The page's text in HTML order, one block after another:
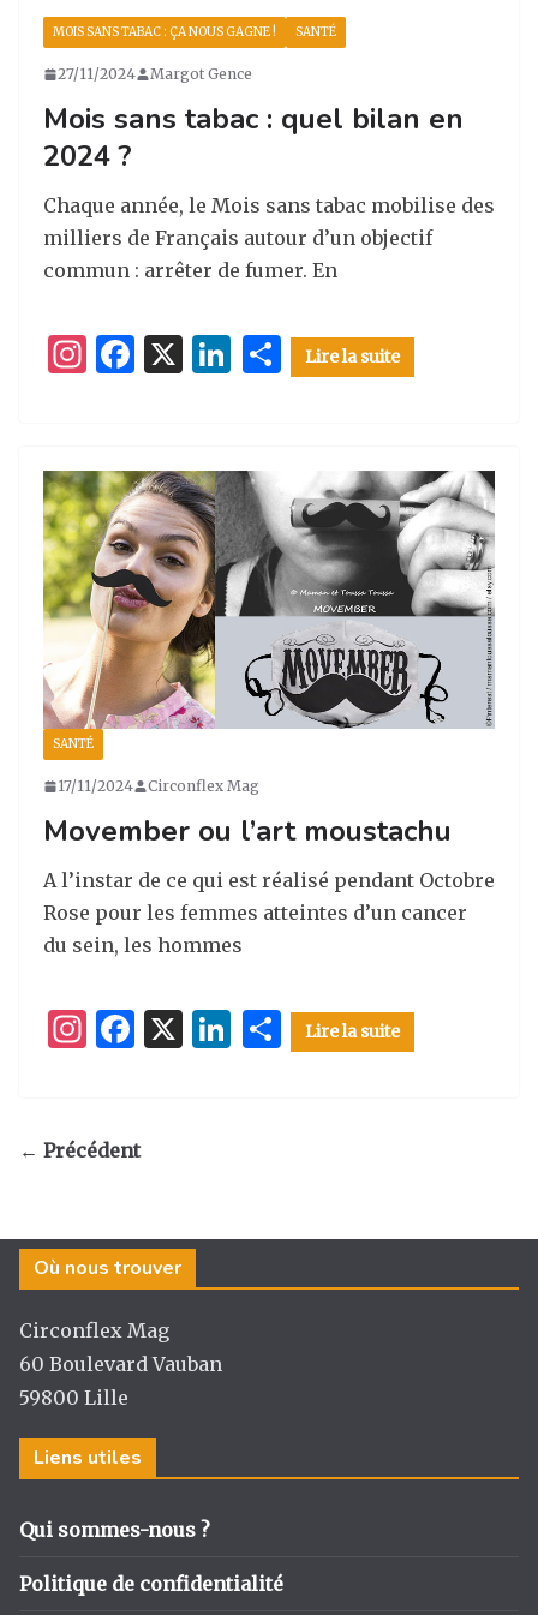
a
g
ra
m
e
b
o
o
e
dI
n
g
er
MOIS SANS TABAC : ÇA NOUS GAGNE ! SANTÉ
27/11/2024 Margot Gence
Mois sans tabac : quel bilan en
2024 ?
Chaque année, le Mois sans tabac mobilise des
milliers de Français autour d’un objectif
commun : arrêter de fumer. En
I
a
g
ra
m
F
e
b
o
o
k
X
Li
e
dI
n
ar
er
Lire la suite
SANTÉ
17/11/2024 Circonflex Mag
Movember ou l’art moustachu
A l’instar de ce qui est réalisé pendant Octobre
Rose pour les femmes atteintes d’un cancer
du sein, les hommes
I
a
m
F
e
o
k
X
Li
ar
Lire la suite
← Précédent
Où nous trouver
Circonflex Mag
60 Boulevard Vauban
59800 Lille
Liens utiles
Qui sommes-nous ?
Politique de confidentialité